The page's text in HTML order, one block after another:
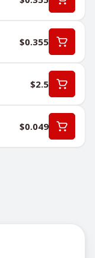
$0.355
$2.5
$0.049